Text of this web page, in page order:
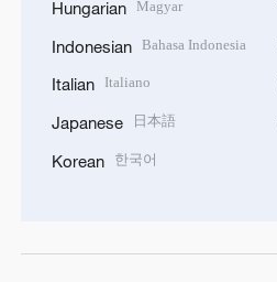
Hungarian Magyar
Indonesian Bahasa Indonesia
Italian Italiano
Japanese 日本語
Korean 한국어